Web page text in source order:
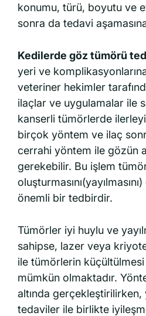
konumu, türü, boyutu ve
sonra da tedavi
Kedilerde göz tümörü
yeri ve
veteriner hekimler
ilaçlar ve uygulamalar ile
kanserli tümörlerde
birçok yöntem ve ilaç
cerrahi yöntem ile gözün
gerekebilir. Bu işlem
önemli bir tedbirdir.
Tümörler iyi huylu ve
sahipse, lazer veya
ile tümörlerin küçültülmesi
mümkün olmaktadır.
altında gerçekleştirilirken,
tedaviler ile birlikte